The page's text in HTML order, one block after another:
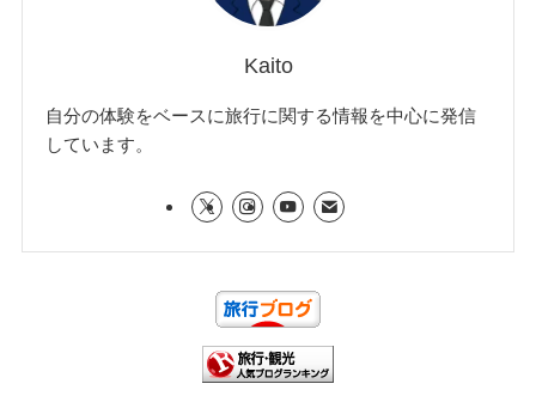
Kaito
自分の体験をベースに旅行に関する情報を中心に発信
しています。